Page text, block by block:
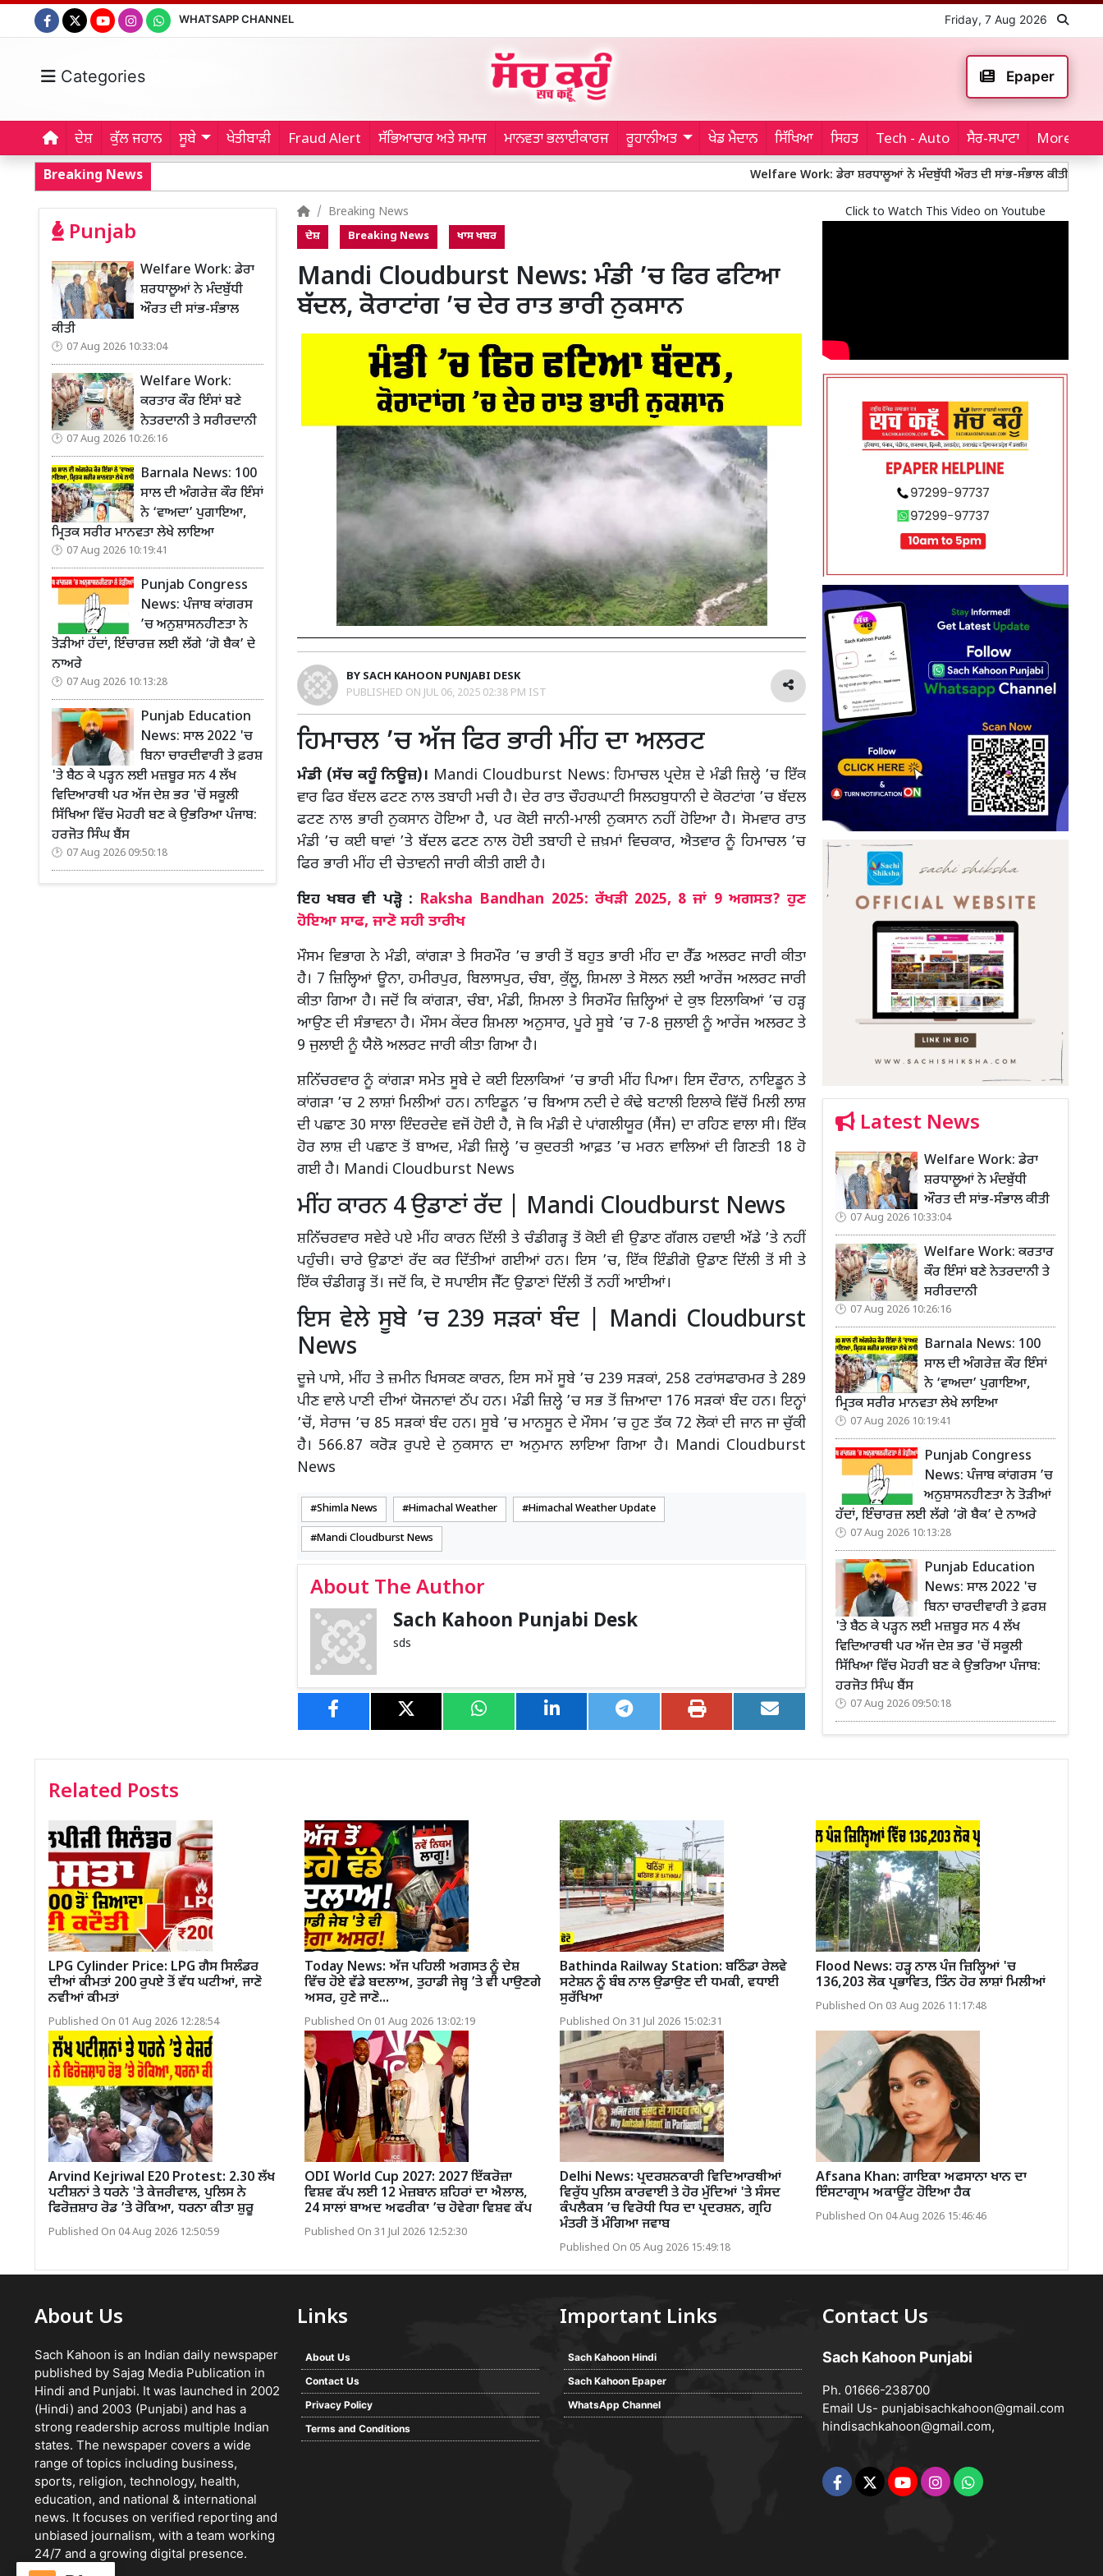
WHATSAPP CHANNEL Friday, 7 Aug 2026
Categories Epaper
ਦੇਸ਼ ਕੁੱਲ ਜਹਾਨ ਸੂਬੇ ਖੇਤੀਬਾੜੀ Fraud Alert ਸੱਭਿਆਚਾਰ ਅਤੇ ਸਮਾਜ ਮਾਨਵਤਾ ਭਲਾਈਕਾਰਜ ਰੂਹਾਨੀਅਤ ਖੇਡ ਮੈਦਾਨ ਸਿੱਖਿਆ ਸਿਹਤ Tech - Auto ਸੈਰ-ਸਪਾਟਾ More...
Breaking News Welfare Work: ਡੇਰਾ ਸ਼ਰਧਾਲੂਆਂ ਨੇ ਮੰਦਬੁੱਧੀ ਔਰਤ ਦੀ ਸਾਂਭ-ਸੰਭਾਲ ਕੀਤੀ Welfare
Punjab
Welfare Work: ਡੇਰਾ
ਸ਼ਰਧਾਲੂਆਂ ਨੇ ਮੰਦਬੁੱਧੀ
ਔਰਤ ਦੀ ਸਾਂਭ-ਸੰਭਾਲ
ਕੀਤੀ
07 Aug 2026 10:33:04
Welfare Work:
ਕਰਤਾਰ ਕੌਰ ਇੰਸਾਂ ਬਣੇ
ਨੇਤਰਦਾਨੀ ਤੇ ਸਰੀਰਦਾਨੀ
07 Aug 2026 10:26:16
Barnala News: 100
ਸਾਲ ਦੀ ਅੰਗਰੇਜ਼ ਕੌਰ ਇੰਸਾਂ
ਨੇ ‘ਵਾਅਦਾ’ ਪੁਗਾਇਆ,
ਮ੍ਰਿਤਕ ਸਰੀਰ ਮਾਨਵਤਾ ਲੇਖੇ ਲਾਇਆ
07 Aug 2026 10:19:41
Punjab Congress
News: ਪੰਜਾਬ ਕਾਂਗਰਸ
’ਚ ਅਨੁਸ਼ਾਸਨਹੀਣਤਾ ਨੇ
ਤੋੜੀਆਂ ਹੱਦਾਂ, ਇੰਚਾਰਜ਼ ਲਈ ਲੱਗੇ ‘ਗੋ ਬੈਕ’ ਦੇ
ਨਾਅਰੇ
07 Aug 2026 10:13:28
Punjab Education
News: ਸਾਲ 2022 'ਚ
ਬਿਨਾ ਚਾਰਦੀਵਾਰੀ ਤੇ ਫ਼ਰਸ਼
'ਤੇ ਬੈਠ ਕੇ ਪੜ੍ਹਨ ਲਈ ਮਜ਼ਬੂਰ ਸਨ 4 ਲੱਖ
ਵਿਦਿਆਰਥੀ ਪਰ ਅੱਜ ਦੇਸ਼ ਭਰ 'ਚੋਂ ਸਕੂਲੀ
ਸਿੱਖਿਆ ਵਿੱਚ ਮੋਹਰੀ ਬਣ ਕੇ ਉਭਰਿਆ ਪੰਜਾਬ:
ਹਰਜੋਤ ਸਿੰਘ ਬੈਂਸ
07 Aug 2026 09:50:18
Breaking News
ਦੇਸ਼ Breaking News ਖਾਸ ਖਬਰ
Mandi Cloudburst News: ਮੰਡੀ ’ਚ ਫਿਰ ਫਟਿਆ
ਬੱਦਲ, ਕੋਰਾਟਾਂਗ ’ਚ ਦੇਰ ਰਾਤ ਭਾਰੀ ਨੁਕਸਾਨ
BY SACH KAHOON PUNJABI DESK
PUBLISHED ON JUL 06, 2025 02:38 PM IST
ਹਿਮਾਚਲ ’ਚ ਅੱਜ ਫਿਰ ਭਾਰੀ ਮੀਂਹ ਦਾ ਅਲਰਟ
ਮੰਡੀ (ਸੱਚ ਕਹੂੰ ਨਿਊਜ਼)। Mandi Cloudburst News: ਹਿਮਾਚਲ ਪ੍ਰਦੇਸ਼ ਦੇ ਮੰਡੀ ਜ਼ਿਲ੍ਹੇ ’ਚ ਇੱਕ
ਵਾਰ ਫਿਰ ਬੱਦਲ ਫਟਣ ਨਾਲ ਤਬਾਹੀ ਮਚੀ ਹੈ। ਦੇਰ ਰਾਤ ਚੌਹਰਘਾਟੀ ਸਿਲਹਬੁਧਾਨੀ ਦੇ ਕੋਰਟਾਂਗ ’ਚ ਬੱਦਲ
ਫਟਣ ਨਾਲ ਭਾਰੀ ਨੁਕਸਾਨ ਹੋਇਆ ਹੈ, ਪਰ ਕੋਈ ਜਾਨੀ-ਮਾਲੀ ਨੁਕਸਾਨ ਨਹੀਂ ਹੋਇਆ ਹੈ। ਸੋਮਵਾਰ ਰਾਤ
ਮੰਡੀ ’ਚ ਕਈ ਥਾਵਾਂ ’ਤੇ ਬੱਦਲ ਫਟਣ ਨਾਲ ਹੋਈ ਤਬਾਹੀ ਦੇ ਜ਼ਖ਼ਮਾਂ ਵਿਚਕਾਰ, ਐਤਵਾਰ ਨੂੰ ਹਿਮਾਚਲ ’ਚ
ਫਿਰ ਭਾਰੀ ਮੀਂਹ ਦੀ ਚੇਤਾਵਨੀ ਜਾਰੀ ਕੀਤੀ ਗਈ ਹੈ।
ਇਹ ਖਬਰ ਵੀ ਪੜ੍ਹੋ : Raksha Bandhan 2025: ਰੱਖੜੀ 2025, 8 ਜਾਂ 9 ਅਗਸਤ? ਹੁਣ
ਹੋਇਆ ਸਾਫ, ਜਾਣੋ ਸਹੀ ਤਾਰੀਖ
ਮੌਸਮ ਵਿਭਾਗ ਨੇ ਮੰਡੀ, ਕਾਂਗੜਾ ਤੇ ਸਿਰਮੌਰ ’ਚ ਭਾਰੀ ਤੋਂ ਬਹੁਤ ਭਾਰੀ ਮੀਂਹ ਦਾ ਰੈੱਡ ਅਲਰਟ ਜਾਰੀ ਕੀਤਾ
ਹੈ। 7 ਜ਼ਿਲ੍ਹਿਆਂ ਊਨਾ, ਹਮੀਰਪੁਰ, ਬਿਲਾਸਪੁਰ, ਚੰਬਾ, ਕੁੱਲੂ, ਸ਼ਿਮਲਾ ਤੇ ਸੋਲਨ ਲਈ ਆਰੇਂਜ ਅਲਰਟ ਜਾਰੀ
ਕੀਤਾ ਗਿਆ ਹੈ। ਜਦੋਂ ਕਿ ਕਾਂਗੜਾ, ਚੰਬਾ, ਮੰਡੀ, ਸ਼ਿਮਲਾ ਤੇ ਸਿਰਮੌਰ ਜ਼ਿਲ੍ਹਿਆਂ ਦੇ ਕੁਝ ਇਲਾਕਿਆਂ ’ਚ ਹੜ੍ਹ
ਆਉਣ ਦੀ ਸੰਭਾਵਨਾ ਹੈ। ਮੌਸਮ ਕੇਂਦਰ ਸ਼ਿਮਲਾ ਅਨੁਸਾਰ, ਪੂਰੇ ਸੂਬੇ ’ਚ 7-8 ਜੁਲਾਈ ਨੂੰ ਆਰੇਂਜ ਅਲਰਟ ਤੇ
9 ਜੁਲਾਈ ਨੂੰ ਯੈਲੋ ਅਲਰਟ ਜਾਰੀ ਕੀਤਾ ਗਿਆ ਹੈ।
ਸ਼ਨਿੱਚਰਵਾਰ ਨੂੰ ਕਾਂਗੜਾ ਸਮੇਤ ਸੂਬੇ ਦੇ ਕਈ ਇਲਾਕਿਆਂ ’ਚ ਭਾਰੀ ਮੀਂਹ ਪਿਆ। ਇਸ ਦੌਰਾਨ, ਨਾਇਡੂਨ ਤੇ
ਕਾਂਗੜਾ ’ਚ 2 ਲਾਸ਼ਾਂ ਮਿਲੀਆਂ ਹਨ। ਨਾਇਡੂਨ ’ਚ ਬਿਆਸ ਨਦੀ ਦੇ ਕੰਢੇ ਬਟਾਲੀ ਇਲਾਕੇ ਵਿੱਚੋਂ ਮਿਲੀ ਲਾਸ਼
ਦੀ ਪਛਾਣ 30 ਸਾਲਾ ਇੰਦਰਦੇਵ ਵਜੋਂ ਹੋਈ ਹੈ, ਜੋ ਕਿ ਮੰਡੀ ਦੇ ਪਾਂਗਲੀਯੂਰ (ਸੈਂਜ) ਦਾ ਰਹਿਣ ਵਾਲਾ ਸੀ। ਇੱਕ
ਹੋਰ ਲਾਸ਼ ਦੀ ਪਛਾਣ ਤੋਂ ਬਾਅਦ, ਮੰਡੀ ਜ਼ਿਲ੍ਹੇ ’ਚ ਕੁਦਰਤੀ ਆਫ਼ਤ ’ਚ ਮਰਨ ਵਾਲਿਆਂ ਦੀ ਗਿਣਤੀ 18 ਹੋ
ਗਈ ਹੈ। Mandi Cloudburst News
ਮੀਂਹ ਕਾਰਨ 4 ਉਡਾਣਾਂ ਰੱਦ | Mandi Cloudburst News
ਸ਼ਨਿੱਚਰਵਾਰ ਸਵੇਰੇ ਪਏ ਮੀਂਹ ਕਾਰਨ ਦਿੱਲੀ ਤੇ ਚੰਡੀਗੜ੍ਹ ਤੋਂ ਕੋਈ ਵੀ ਉਡਾਣ ਗੱਗਲ ਹਵਾਈ ਅੱਡੇ ’ਤੇ ਨਹੀਂ
ਪਹੁੰਚੀ। ਚਾਰੇ ਉਡਾਣਾਂ ਰੱਦ ਕਰ ਦਿੱਤੀਆਂ ਗਈਆਂ ਹਨ। ਇਸ ’ਚ, ਇੱਕ ਇੰਡੀਗੋ ਉਡਾਣ ਦਿੱਲੀ ਤੋਂ ਸੀ ਤੇ
ਇੱਕ ਚੰਡੀਗੜ੍ਹ ਤੋਂ। ਜਦੋਂ ਕਿ, ਦੋ ਸਪਾਈਸ ਜੈੱਟ ਉਡਾਣਾਂ ਦਿੱਲੀ ਤੋਂ ਨਹੀਂ ਆਈਆਂ।
ਇਸ ਵੇਲੇ ਸੂਬੇ ’ਚ 239 ਸੜਕਾਂ ਬੰਦ | Mandi Cloudburst
News
ਦੂਜੇ ਪਾਸੇ, ਮੀਂਹ ਤੇ ਜ਼ਮੀਨ ਖਿਸਕਣ ਕਾਰਨ, ਇਸ ਸਮੇਂ ਸੂਬੇ ’ਚ 239 ਸੜਕਾਂ, 258 ਟਰਾਂਸਫਾਰਮਰ ਤੇ 289
ਪੀਣ ਵਾਲੇ ਪਾਣੀ ਦੀਆਂ ਯੋਜਨਾਵਾਂ ਠੱਪ ਹਨ। ਮੰਡੀ ਜ਼ਿਲ੍ਹੇ ’ਚ ਸਭ ਤੋਂ ਜ਼ਿਆਦਾ 176 ਸੜਕਾਂ ਬੰਦ ਹਨ। ਇਨ੍ਹਾਂ
’ਚੋਂ, ਸੇਰਾਜ ’ਚ 85 ਸੜਕਾਂ ਬੰਦ ਹਨ। ਸੂਬੇ ’ਚ ਮਾਨਸੂਨ ਦੇ ਮੌਸਮ ’ਚ ਹੁਣ ਤੱਕ 72 ਲੋਕਾਂ ਦੀ ਜਾਨ ਜਾ ਚੁੱਕੀ
ਹੈ। 566.87 ਕਰੋੜ ਰੁਪਏ ਦੇ ਨੁਕਸਾਨ ਦਾ ਅਨੁਮਾਨ ਲਾਇਆ ਗਿਆ ਹੈ। Mandi Cloudburst
News
Shimla News Himachal Weather Himachal Weather Update
Mandi Cloudburst News
About The Author
Sach Kahoon Punjabi Desk
sds
Click to Watch This Video on Youtube
Latest News
Welfare Work: ਡੇਰਾ
ਸ਼ਰਧਾਲੂਆਂ ਨੇ ਮੰਦਬੁੱਧੀ
ਔਰਤ ਦੀ ਸਾਂਭ-ਸੰਭਾਲ ਕੀਤੀ
07 Aug 2026 10:33:04
Welfare Work: ਕਰਤਾਰ
ਕੌਰ ਇੰਸਾਂ ਬਣੇ ਨੇਤਰਦਾਨੀ ਤੇ
ਸਰੀਰਦਾਨੀ
07 Aug 2026 10:26:16
Barnala News: 100
ਸਾਲ ਦੀ ਅੰਗਰੇਜ਼ ਕੌਰ ਇੰਸਾਂ
ਨੇ ‘ਵਾਅਦਾ’ ਪੁਗਾਇਆ,
ਮ੍ਰਿਤਕ ਸਰੀਰ ਮਾਨਵਤਾ ਲੇਖੇ ਲਾਇਆ
07 Aug 2026 10:19:41
Punjab Congress
News: ਪੰਜਾਬ ਕਾਂਗਰਸ ’ਚ
ਅਨੁਸ਼ਾਸਨਹੀਣਤਾ ਨੇ ਤੋੜੀਆਂ
ਹੱਦਾਂ, ਇੰਚਾਰਜ਼ ਲਈ ਲੱਗੇ ‘ਗੋ ਬੈਕ’ ਦੇ ਨਾਅਰੇ
07 Aug 2026 10:13:28
Punjab Education
News: ਸਾਲ 2022 'ਚ
ਬਿਨਾ ਚਾਰਦੀਵਾਰੀ ਤੇ ਫ਼ਰਸ਼
'ਤੇ ਬੈਠ ਕੇ ਪੜ੍ਹਨ ਲਈ ਮਜ਼ਬੂਰ ਸਨ 4 ਲੱਖ
ਵਿਦਿਆਰਥੀ ਪਰ ਅੱਜ ਦੇਸ਼ ਭਰ 'ਚੋਂ ਸਕੂਲੀ
ਸਿੱਖਿਆ ਵਿੱਚ ਮੋਹਰੀ ਬਣ ਕੇ ਉਭਰਿਆ ਪੰਜਾਬ:
ਹਰਜੋਤ ਸਿੰਘ ਬੈਂਸ
07 Aug 2026 09:50:18
Related Posts
LPG Cylinder Price: LPG ਗੈਸ ਸਿਲੰਡਰ
ਦੀਆਂ ਕੀਮਤਾਂ 200 ਰੁਪਏ ਤੋਂ ਵੱਧ ਘਟੀਆਂ, ਜਾਣੋ
ਨਵੀਆਂ ਕੀਮਤਾਂ
Published On 01 Aug 2026 12:28:54
Today News: ਅੱਜ ਪਹਿਲੀ ਅਗਸਤ ਨੂੰ ਦੇਸ਼
ਵਿੱਚ ਹੋਏ ਵੱਡੇ ਬਦਲਾਅ, ਤੁਹਾਡੀ ਜੇਬ੍ਹ ’ਤੇ ਵੀ ਪਾਉਣਗੇ
ਅਸਰ, ਹੁਣੇ ਜਾਣੋ...
Published On 01 Aug 2026 13:02:19
Bathinda Railway Station: ਬਠਿੰਡਾ ਰੇਲਵੇ
ਸਟੇਸ਼ਨ ਨੂੰ ਬੰਬ ਨਾਲ ਉਡਾਉਣ ਦੀ ਧਮਕੀ, ਵਧਾਈ
ਸੁਰੱਖਿਆ
Published On 31 Jul 2026 15:02:31
Flood News: ਹੜ੍ਹ ਨਾਲ ਪੰਜ ਜ਼ਿਲ੍ਹਿਆਂ 'ਚ
136,203 ਲੋਕ ਪ੍ਰਭਾਵਿਤ, ਤਿੰਨ ਹੋਰ ਲਾਸ਼ਾਂ ਮਿਲੀਆਂ
Published On 03 Aug 2026 11:17:48
Arvind Kejriwal E20 Protest: 2.30 ਲੱਖ
ਪਟੀਸ਼ਨਾਂ ਤੇ ਧਰਨੇ 'ਤੇ ਕੇਜਰੀਵਾਲ, ਪੁਲਿਸ ਨੇ
ਫਿਰੋਜ਼ਸ਼ਾਹ ਰੋਡ ’ਤੇ ਰੋਕਿਆ, ਧਰਨਾ ਕੀਤਾ ਸ਼ੁਰੂ
Published On 04 Aug 2026 12:50:59
ODI World Cup 2027: 2027 ਇੱਕਰੋਜ਼ਾ
ਵਿਸ਼ਵ ਕੱਪ ਲਈ 12 ਮੇਜ਼ਬਾਨ ਸ਼ਹਿਰਾਂ ਦਾ ਐਲਾਲ,
24 ਸਾਲਾਂ ਬਾਅਦ ਅਫਰੀਕਾ ’ਚ ਹੋਵੇਗਾ ਵਿਸ਼ਵ ਕੱਪ
Published On 31 Jul 2026 12:52:30
Delhi News: ਪ੍ਰਦਰਸ਼ਨਕਾਰੀ ਵਿਦਿਆਰਥੀਆਂ
ਵਿਰੁੱਧ ਪੁਲਿਸ ਕਾਰਵਾਈ ਤੇ ਹੋਰ ਮੁੱਦਿਆਂ 'ਤੇ ਸੰਸਦ
ਕੰਪਲੈਕਸ ’ਚ ਵਿਰੋਧੀ ਧਿਰ ਦਾ ਪ੍ਰਦਰਸ਼ਨ, ਗ੍ਰਹਿ
ਮੰਤਰੀ ਤੋਂ ਮੰਗਿਆ ਜਵਾਬ
Published On 05 Aug 2026 15:49:18
Afsana Khan: ਗਾਇਕਾ ਅਫਸਾਨਾ ਖਾਨ ਦਾ
ਇੰਸਟਾਗ੍ਰਾਮ ਅਕਾਊਂਟ ਹੋਇਆ ਹੈਕ
Published On 04 Aug 2026 15:46:46
About Us
Sach Kahoon is an Indian daily newspaper
published by Sajag Media Publication in
Hindi and Punjabi. It was launched in 2002
(Hindi) and 2003 (Punjabi) and has a
strong readership across multiple Indian
states. The newspaper covers a wide
range of topics including business,
sports, religion, technology, health,
education, and national & international
news. It focuses on verified reporting and
unbiased journalism, with a team working
24/7 and a growing digital presence.
Links
About Us
Contact Us
Privacy Policy
Terms and Conditions
Important Links
Sach Kahoon Hindi
Sach Kahoon Epaper
WhatsApp Channel
Contact Us
Sach Kahoon Punjabi
Ph. 01666-238700
Email Us- punjabisachkahoon@gmail.com
hindisachkahoon@gmail.com,